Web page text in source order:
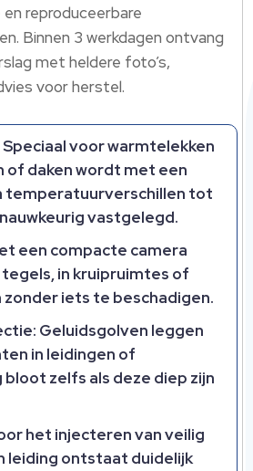
reproduceerbare
Binnen 3 werkdagen ontvang
met heldere foto’s,
voor herstel.
Speciaal voor warmtelekken
of daken wordt met een
temperatuurverschillen tot
vastgelegd.
een compacte camera
in kruipruimtes of
iets te beschadigen.
Geluidsgolven leggen
in leidingen of
zelfs als deze diep zijn
het injecteren van veilig
leiding ontstaat duidelijk